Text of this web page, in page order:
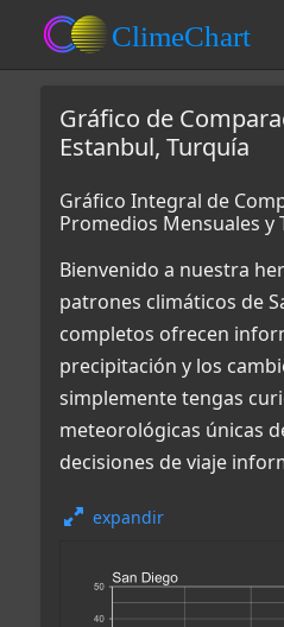
Gráfico de
Estanbul, Turquía
Gráfico Integral de
Promedios Mensuales y
Bienvenido a nuestra
patrones climáticos de
completos ofrecen
precipitación y los
simplemente tengas
meteorológicas únicas
decisiones de viaje
expandir